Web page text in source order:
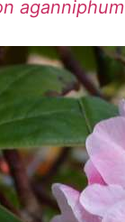
aganniphum